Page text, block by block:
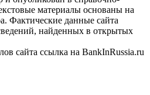
материалы основаны на
Фактические данные сайта
найденных в открытых
сайта ссылка на BankInRussia.ru